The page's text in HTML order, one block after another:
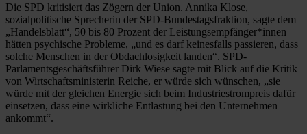
Die SPD kritisiert das Zögern der Union. Annika Klose,
sozialpolitische Sprecherin der SPD-Bundestagsfraktion, sagte dem
„Handelsblatt“, 50 bis 80 Prozent der Leistungsempfänger*innen
hätten psychische Probleme, „und es darf keinesfalls passieren, dass
solche Menschen in der Obdachlosigkeit landen“. SPD-
Parlamentsgeschäftsführer Dirk Wiese sagte mit Blick auf die Kritik
von Wirtschaftsministerin Reiche, er würde sich wünschen, „sie
würde mit der gleichen Energie sich beim Industriestrompreis dafür
einsetzen, dass eine wirkliche Entlastung bei den Unternehmen
ankommt“.